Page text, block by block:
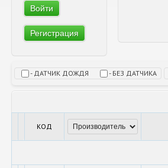
Регистрация
- ДАТЧИК ДОЖДЯ - БЕЗ ДАТЧИКА
КОД